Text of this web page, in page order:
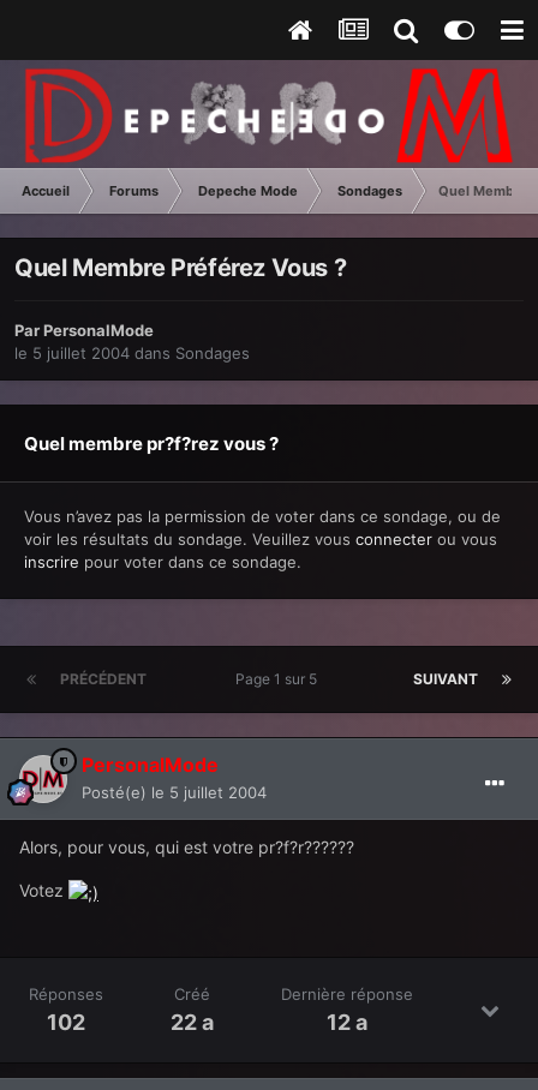
Accueil Forums Depeche Mode Sondages Quel Membre
Quel Membre Préférez Vous ?
ParPersonalMode
le 5 juillet 2004 dans Sondages
Quel membre pr?f?rez vous ?
Vous n’avez pas la permission de voter dans ce sondage, ou de
voir les résultats du sondage. Veuillez vous connecter ou vous
inscrire pour voter dans ce sondage.
PRÉCÉDENT SUIVANT
Page 1 sur 5
PersonalMode
Posté(e) le 5 juillet 2004
Alors, pour vous, qui est votre pr?f?r??????
Votez
Réponses
102
Créé
22 a
Dernière réponse
12 a